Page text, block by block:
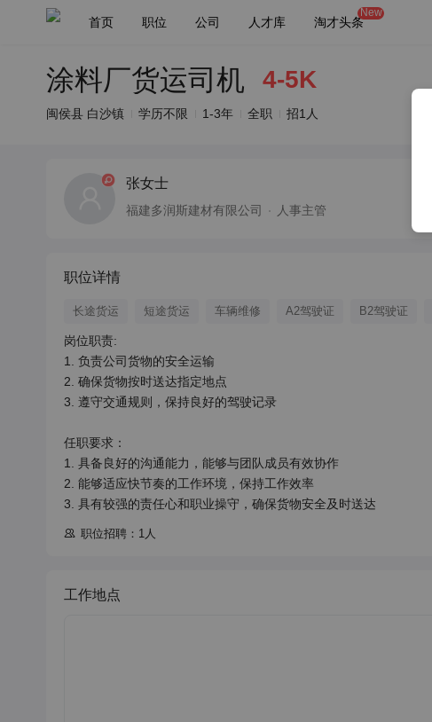
首页 职位 公司 人才库 淘才头条
New
涂料厂货运司机 4-5K
闽侯县 白沙镇 学历不限 1-3年 全职 招1人
张女士
福建多润斯建材有限公司 人事主管
职位详情
长途货运 短途货运 车辆维修 A2驾驶证 B2驾驶证
岗位职责:
1. 负责公司货物的安全运输
2. 确保货物按时送达指定地点
3. 遵守交通规则，保持良好的驾驶记录
任职要求：
1. 具备良好的沟通能力，能够与团队成员有效协作
2. 能够适应快节奏的工作环境，保持工作效率
3. 具有较强的责任心和职业操守，确保货物安全及时送达
职位招聘：1人
工作地点